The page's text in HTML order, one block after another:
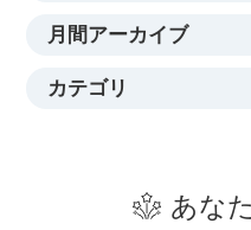
月間アーカイブ
カテゴリ
あな